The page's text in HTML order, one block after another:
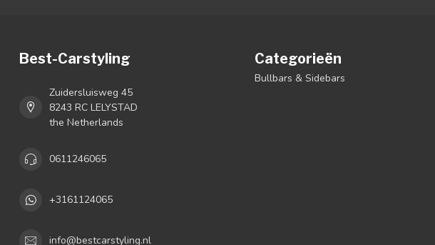
Best-Carstyling
Zuidersluisweg 45
8243 RC LELYSTAD
the Netherlands
0611246065
+3161124065
info@bestcarstyling.nl
Categorieën
Bullbars & Sidebars